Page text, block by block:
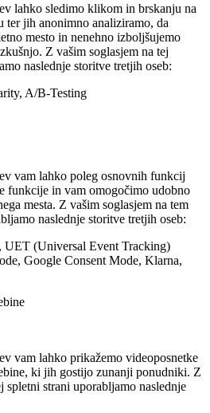
lahko sledimo klikom in brskanju na
ter jih anonimno analiziramo, da
mesto in nenehno izboljšujemo
Z vašim soglasjem na tej
naslednje storitve tretjih oseb:
A/B-Testing
vam lahko poleg osnovnih funkcij
funkcije in vam omogočimo udobno
mesta. Z vašim soglasjem na tem
naslednje storitve tretjih oseb:
UET (Universal Event Tracking)
Google Consent Mode, Klarna,
vam lahko prikažemo videoposnetke
ki jih gostijo zunanji ponudniki. Z
spletni strani uporabljamo naslednje